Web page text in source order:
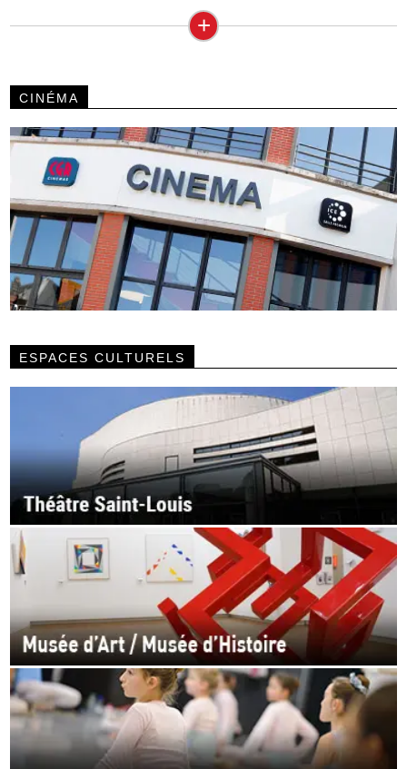
+
CINÉMA
ESPACES CULTURELS